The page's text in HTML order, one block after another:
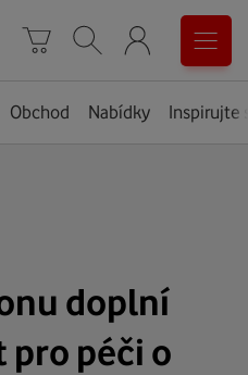
Košík Vyhledávání Menu
Obchod Nabídky Inspirujte
doplní
péči o